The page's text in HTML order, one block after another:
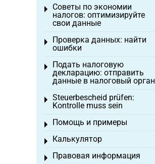
Советы по экономии
налогов: оптимизируйте
свои данные
Toggle menu
Проверка данных: найти
ошибки
Toggle menu
Подать налоговую
декларацию: отправить
данные в налоговый орган
Toggle menu
Steuerbescheid prüfen:
Kontrolle muss sein
Toggle menu
Помощь и примеры
Toggle menu
Калькулятор
Toggle menu
Правовая информация
Toggle menu